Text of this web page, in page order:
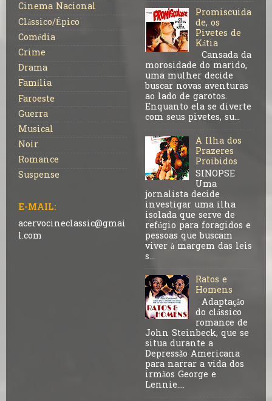
Cinema Nacional
Clássico/Épico
Comédia
Crime
Drama
Família
Faroeste
Guerra
Musical
Noir
Romance
Suspense
E-MAIL:
acervocineclassic@gmai
l.com
Promiscuida
de, os
Pivetes de
Kátia
Cansada da
morosidade do marido,
uma mulher decide
buscar novas aventuras
ao lado de garotos.
Enquanto ela se diverte
com seus pivetes, su...
A Ilha dos
Prazeres
Proibidos
SINOPSE
Uma
jornalista decide
investigar uma ilha
isolada que serve de
refúgio para foragidos e
pessoas que buscam
viver à margem das leis
s...
Ratos e
Homens
Adaptação
do clássico
romance de
John Steinbeck, que se
situa durante a
Depressão Americana
para narrar a vida dos
irmãos George e
Lennie....